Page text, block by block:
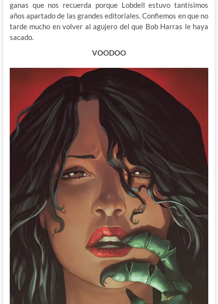
ganas que nos recuerda porque Lobdell estuvo tantísimos
años apartado de las grandes editoriales. Confiemos en que no
tarde mucho en volver al agujero del que Bob Harras le haya
sacado.
VOODOO